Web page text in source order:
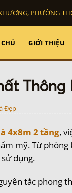
PHƯỜNG
GIỚI THIỆU
Đẹp
4x8m 2 tầng,
mỹ. Từ
dụng.
tắc phong